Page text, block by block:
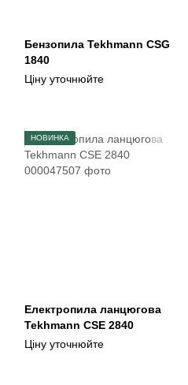
Бензопила Tekhmann CSG
1840
Ціну уточнюйте
НОВИНКА
Електропила ланцюгова
Tekhmann CSE 2840
Ціну уточнюйте